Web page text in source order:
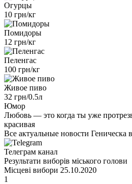
Огурцы
10 грн/кг
Помидоры
12 грн/кг
Пеленгас
100 грн/кг
Живое пиво
32 грн/0.5л
Юмор
Любовь — это когда ты уже
красивая
Все актуальные новости Геническа
Телеграм канал
Результати виборів міського голови
Місцеві вибори 25.10.2020
1